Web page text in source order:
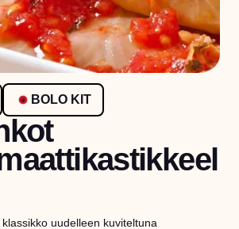
BOLO KIT
uudelleen kuviteltuna